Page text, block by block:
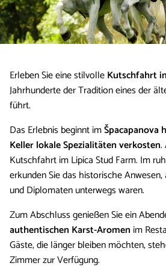
Erleben Sie eine stilvolleKutschfahrt
Jahrhunderte der Tradition eines der
führt.
Das Erlebnis beginnt imŠpacapanova
Kellerlokale Spezialitäten verkosten.
Kutschfahrt im Lipica Stud Farm. Im
erkunden Sie das historische
und Diplomaten unterwegs waren.
Zum Abschluss genießen Sie ein
authentischen Karst-Aromenim
Gäste, die länger bleiben möchten,
Zimmer zur Verfügung.